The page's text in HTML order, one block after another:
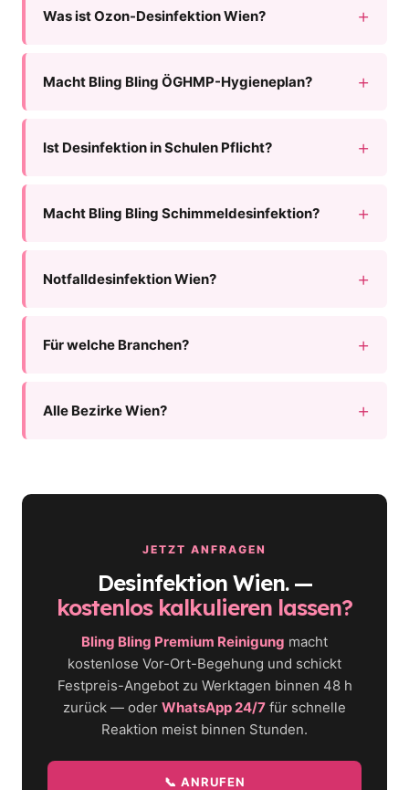
Was ist Ozon-Desinfektion Wien?
Macht Bling Bling ÖGHMP-Hygieneplan?
Ist Desinfektion in Schulen Pflicht?
Macht Bling Bling Schimmeldesinfektion?
Notfalldesinfektion Wien?
Für welche Branchen?
Alle Bezirke Wien?
JETZT ANFRAGEN
Desinfektion Wien. —
kostenlos kalkulieren lassen?
Bling Bling Premium Reinigung macht
kostenlose Vor-Ort-Begehung und schickt
Festpreis-Angebot zu Werktagen binnen 48 h
zurück — oder WhatsApp 24/7 für schnelle
Reaktion meist binnen Stunden.
📞 ANRUFEN